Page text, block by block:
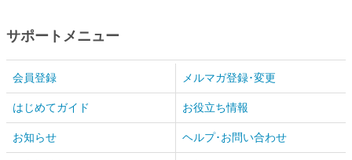
サポートメニュー
会員登録 メルマガ登録･変更
はじめてガイド お役立ち情報
お知らせ ヘルプ･お問い合わせ